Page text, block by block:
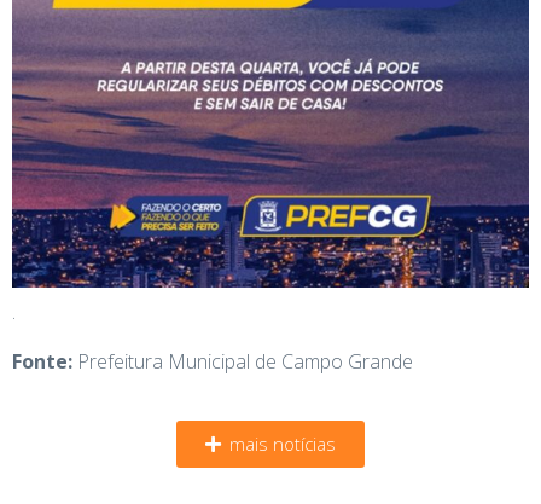
.
Fonte: Prefeitura Municipal de Campo Grande
mais notícias